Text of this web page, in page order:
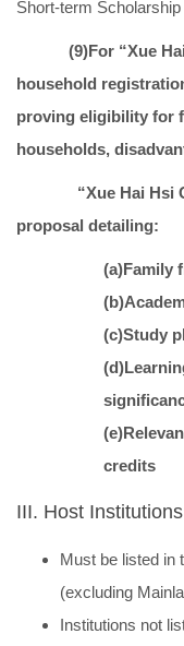
Short-term
(9)For “Xue
household
proving eligibility for
households,
“Xue Hai Hsi
proposal detailing:
(a)Family
(c)Study
credits
III. Host Institutions
Must be listed in
(excluding
Institutions not